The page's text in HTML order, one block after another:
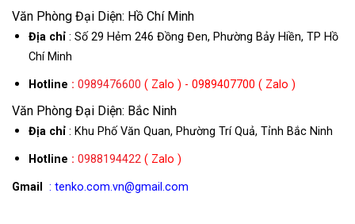
Văn Phòng Đại Diện: Hồ Chí Minh
Địa chỉ: Số 29 Hẻm 246 Đồng Đen, Phường Bảy Hiền, TP Hồ
Chí Minh
Hotline : 0989476600 ( Zalo ) - 0989407700 ( Zalo )
Văn Phòng Đại Diện: Bắc Ninh
Địa chỉ: Khu Phố Văn Quan, Phường Trí Quả, Tỉnh Bắc Ninh
Hotline : 0988194422( Zalo )
Gmail : tenko.com.vn@gmail.com